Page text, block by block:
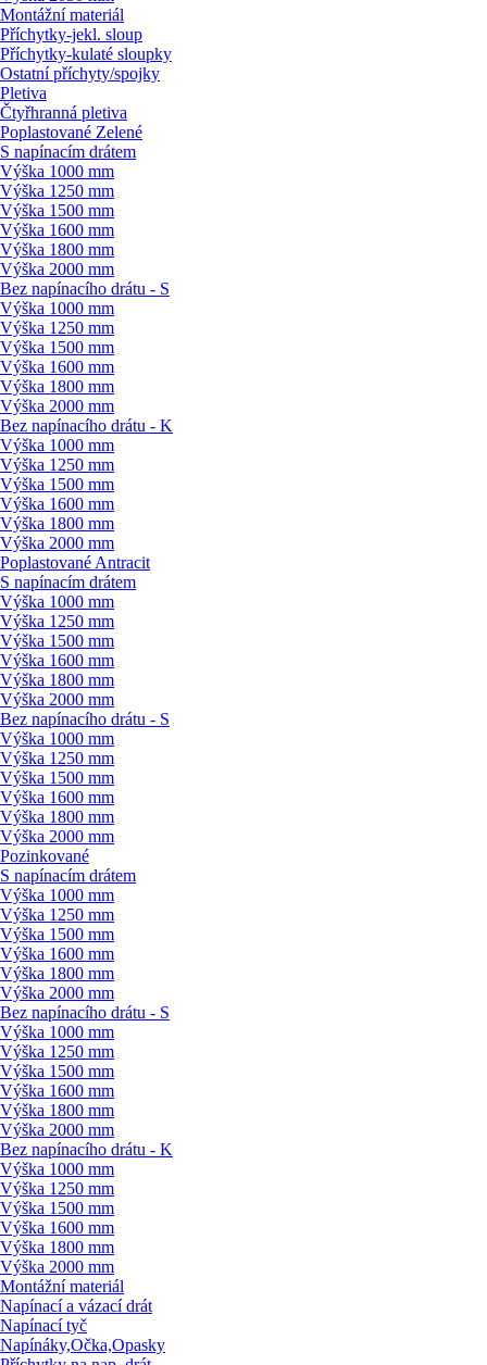
Montážní materiál
Příchytky-jekl. sloup
Příchytky-kulaté sloupky
Ostatní příchyty/spojky
Pletiva
Čtyřhranná pletiva
Poplastované Zelené
S napínacím drátem
Výška 1000 mm
Výška 1250 mm
Výška 1500 mm
Výška 1600 mm
Výška 1800 mm
Výška 2000 mm
Bez napínacího drátu - S
Výška 1000 mm
Výška 1250 mm
Výška 1500 mm
Výška 1600 mm
Výška 1800 mm
Výška 2000 mm
Bez napínacího drátu - K
Výška 1000 mm
Výška 1250 mm
Výška 1500 mm
Výška 1600 mm
Výška 1800 mm
Výška 2000 mm
Poplastované Antracit
S napínacím drátem
Výška 1000 mm
Výška 1250 mm
Výška 1500 mm
Výška 1600 mm
Výška 1800 mm
Výška 2000 mm
Bez napínacího drátu - S
Výška 1000 mm
Výška 1250 mm
Výška 1500 mm
Výška 1600 mm
Výška 1800 mm
Výška 2000 mm
Pozinkované
S napínacím drátem
Výška 1000 mm
Výška 1250 mm
Výška 1500 mm
Výška 1600 mm
Výška 1800 mm
Výška 2000 mm
Bez napínacího drátu - S
Výška 1000 mm
Výška 1250 mm
Výška 1500 mm
Výška 1600 mm
Výška 1800 mm
Výška 2000 mm
Bez napínacího drátu - K
Výška 1000 mm
Výška 1250 mm
Výška 1500 mm
Výška 1600 mm
Výška 1800 mm
Výška 2000 mm
Montážní materiál
Napínací a vázací drát
Napínací tyč
Napínáky,Očka,Opasky